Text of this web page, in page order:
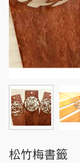
松竹梅書籤